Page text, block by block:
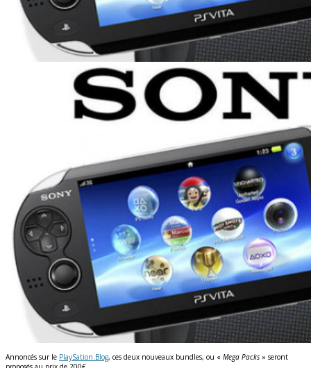
Annoncés sur le PlaySation.Blog, ces deux nouveaux bundles, ou « Mega Packs » seront